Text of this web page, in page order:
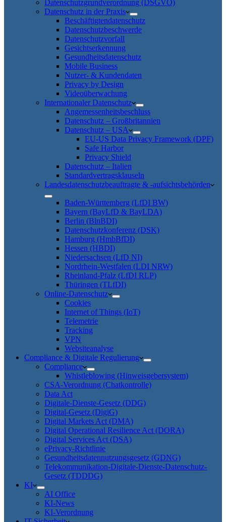
Datenschutzgrundverordnung (DSGVO)
Datenschutz in der Praxis
Beschäftigtendatenschutz
Datenschutzbeschwerde
Datenschutzvorfall
Gesichtserkennung
Gesundheitsdatenschutz
Mobile Business
Nutzer- & Kundendaten
Privacy by Design
Videoüberwachung
Internationaler Datenschutz
Angemessenheitsbeschluss
Datenschutz – Großbritannien
Datenschutz – USA
EU-US Data Privacy Framework (DPF)
Safe Harbor
Privacy Shield
Datenschutz – Italien
Standardvertragsklauseln
Landesdatenschutzbeauftragte & -aufsichtsbehörden
Baden-Württemberg (LfDI BW)
Bayern (BayLfD & BayLDA)
Berlin (BlnBDI)
Datenschutzkonferenz (DSK)
Hamburg (HmbBfDI)
Hessen (HBDI)
Niedersachsen (LfD NI)
Nordrhein-Westfalen (LDI NRW)
Rheinland-Pfalz (LfDI RLP)
Thüringen (TLfDI)
Online-Datenschutz
Cookies
Internet of Things (IoT)
Telemetrie
Tracking
VPN
Websiteanalyse
Compliance & Digitale Regulierung
Compliance
Whistleblowing (Hinweisgebersystem)
CSA-Verordnung (Chatkontrolle)
Data Act
Digitale-Dienste-Gesetz (DDG)
Digital-Gesetz (DigiG)
Digital Markets Act (DMA)
Digital Operational Resilience Act (DORA)
Digital Services Act (DSA)
ePrivacy-Richtlinie
Gesundheitsdatennutzungsgesetz (GDNG)
Telekommunikation-Digitale-Dienste-Datenschutz-
Gesetz (TDDDG)
KI
AI Office
KI-News
KI-Verordnung